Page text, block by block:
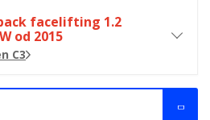
facelifting 1.2
od 2015
C3